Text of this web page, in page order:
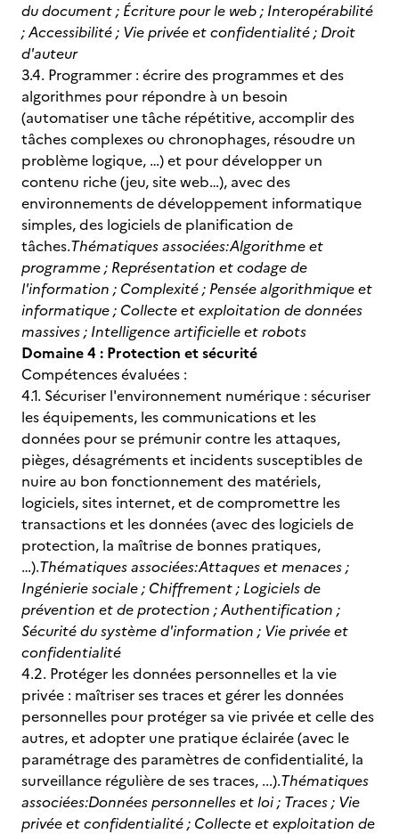
du document ; Écriture pour le web ; Interopérabilité
; Accessibilité ; Vie privée et confidentialité ; Droit
d'auteur
3.4. Programmer : écrire des programmes et des
algorithmes pour répondre à un besoin
(automatiser une tâche répétitive, accomplir des
tâches complexes ou chronophages, résoudre un
problème logique, …) et pour développer un
contenu riche (jeu, site web…), avec des
environnements de développement informatique
simples, des logiciels de planification de
tâches.Thématiques associées:Algorithme et
programme ; Représentation et codage de
l'information ; Complexité ; Pensée algorithmique et
informatique ; Collecte et exploitation de données
massives ; Intelligence artificielle et robots
Domaine 4 : Protection et sécurité
Compétences évaluées :
4.1. Sécuriser l'environnement numérique : sécuriser
les équipements, les communications et les
données pour se prémunir contre les attaques,
pièges, désagréments et incidents susceptibles de
nuire au bon fonctionnement des matériels,
logiciels, sites internet, et de compromettre les
transactions et les données (avec des logiciels de
protection, la maîtrise de bonnes pratiques,
…).Thématiques associées:Attaques et menaces ;
Ingénierie sociale ; Chiffrement ; Logiciels de
prévention et de protection ; Authentification ;
Sécurité du système d'information ; Vie privée et
confidentialité
4.2. Protéger les données personnelles et la vie
privée : maîtriser ses traces et gérer les données
personnelles pour protéger sa vie privée et celle des
autres, et adopter une pratique éclairée (avec le
paramétrage des paramètres de confidentialité, la
surveillance régulière de ses traces, ...).Thématiques
associées:Données personnelles et loi ; Traces ; Vie
privée et confidentialité ; Collecte et exploitation de